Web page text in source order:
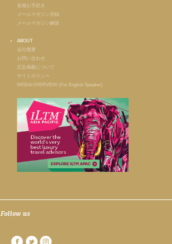
各種お手続き
メールマガジン登録
メールマガジン解除
ABOUT
会社概要
お問い合わせ
広告掲載について
サイトポリシー
MEIDA OVERVIEW (For English Speaker)
Follow us